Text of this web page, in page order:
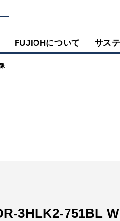
FUJIOHについて サス
3HLK2-751BL W